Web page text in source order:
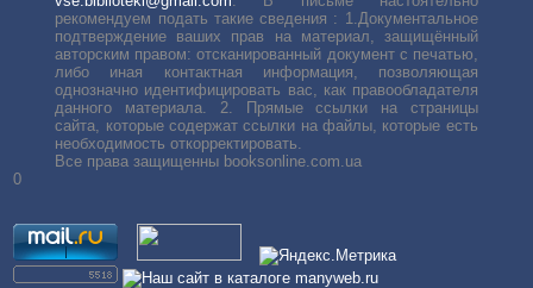
рекомендуем подать такие сведения : 1.Документальное
подтверждение ваших прав на материал, защищённый
авторским правом: отсканированный документ с печатью,
либо иная контактная информация, позволяющая
однозначно идентифицировать вас, как правообладателя
данного материала. 2. Прямые ссылки на страницы
сайта, которые содержат ссылки на файлы, которые есть
необходимость откорректировать.
Все права защищенны booksonline.com.ua
0